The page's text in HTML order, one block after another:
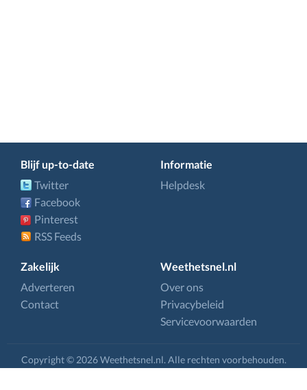
Blijf up-to-date
Twitter
Facebook
Pinterest
RSS Feeds
Informatie
Helpdesk
Zakelijk
Adverteren
Contact
Weethetsnel.nl
Over ons
Privacybeleid
Servicevoorwaarden
Copyright © 2026 Weethetsnel.nl. Alle rechten voorbehouden.